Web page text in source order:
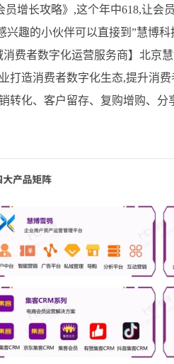
员增长攻略》,这个年中618,让会
兴趣的小伙伴可以直接到”慧博
消费者数字化运营服务商】北
打造消费者数字化生态,提升消
转化、客户留存、复购增购、